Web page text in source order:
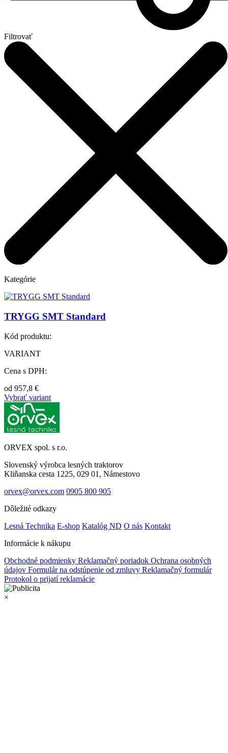
Filtrovať
Kategórie
TRYGG SMT Standard
Kód produktu:
VARIANT
Cena s DPH:
od 957,8 €
Vybrať variant
ORVEX spol. s r.o.
Slovenský výrobca lesných traktorov
Kliňanska cesta 1225, 029 01, Námestovo
orvex@orvex.com 0905 800 905
Dôležité odkazy
Lesná Technika E-shop Katalóg ND O nás Kontakt
Informácie k nákupu
Obchodné podmienky Reklamačný poriadok Ochrana osobných
údajov Formulár na odstúpenie od zmluvy Reklamačný formulár
Protokol o prijatí reklamácie
×